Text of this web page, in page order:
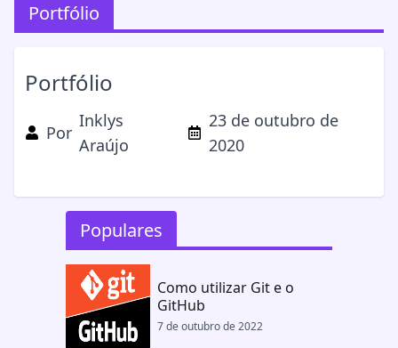
Portfólio
Portfólio
Por
Inklys
Araújo
23 de outubro de
2020
Populares
Como utilizar Git e o
GitHub
7 de outubro de 2022